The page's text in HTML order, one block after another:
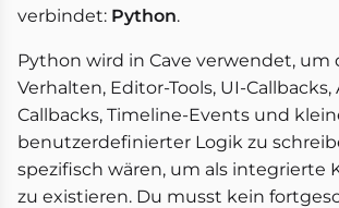
verbindet: Python.
Python wird in Cave verwendet, um
Verhalten, Editor-Tools, UI-
Callbacks, Timeline-Events und
benutzerdefinierter Logik zu
spezifisch wären, um als integrierte
zu existieren. Du musst kein